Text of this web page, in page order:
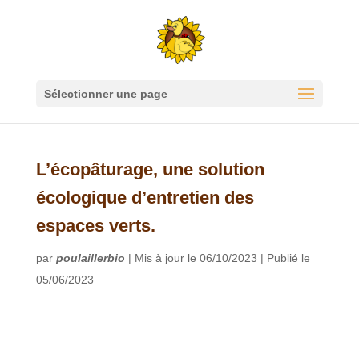
Sélectionner une page
L’écopâturage, une solution
écologique d’entretien des
espaces verts.
par poulaillerbio | Mis à jour le 06/10/2023 | Publié le
05/06/2023